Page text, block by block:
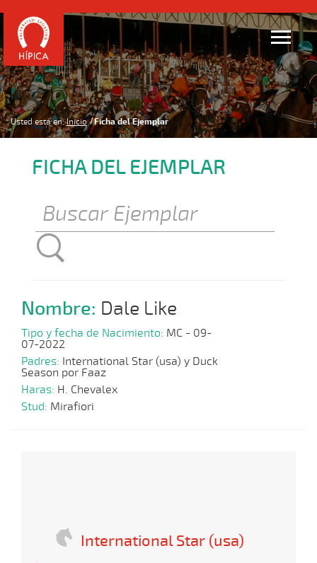
Usted está en: Inicio Ficha del Ejemplar
FICHA DEL EJEMPLAR
Nombre: Dale Like
Tipo y fecha de Nacimiento: MC - 09-
07-2022
Padres: International Star (usa) y Duck
Season por Faaz
Haras: H. Chevalex
Stud: Mirafiori
International Star (usa)